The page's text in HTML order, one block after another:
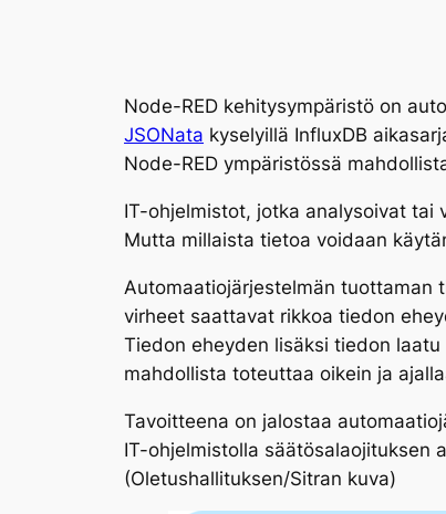
Node-RED kehitysympäristö on
JSONata kyselyillä InfluxDB
Node-RED ympäristössä
IT-ohjelmistot, jotka analysoivat tai
Mutta millaista tietoa voidaan
Automaatiojärjestelmän tuottaman
virheet saattavat rikkoa tiedon
Tiedon eheyden lisäksi tiedon
mahdollista toteuttaa oikein ja
Tavoitteena on jalostaa
IT-ohjelmistolla säätösalaojituksen
(Oletushallituksen/Sitran kuva)